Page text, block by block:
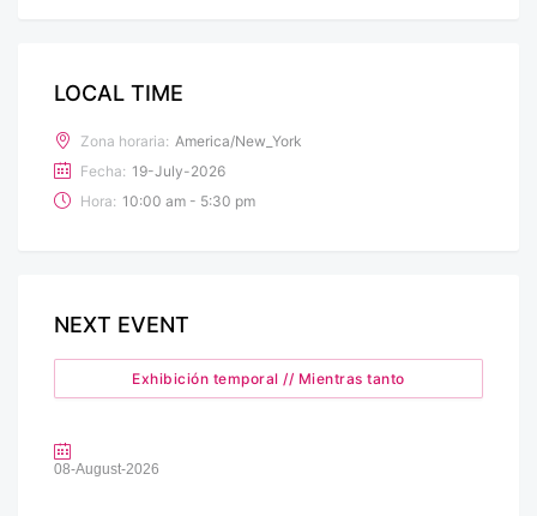
LOCAL TIME
Zona horaria: America/New_York
Fecha: 19-July-2026
Hora: 10:00 am - 5:30 pm
NEXT EVENT
Exhibición temporal // Mientras tanto
08-August-2026